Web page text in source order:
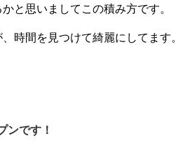
と思いましてこの積み方です。
時間を見つけて綺麗にしてます。
ンです！